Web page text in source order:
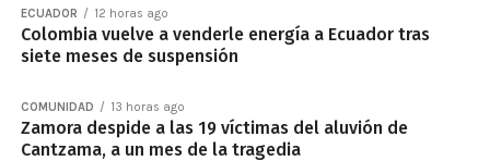
ECUADOR 12 horas ago
Colombia vuelve a venderle energía a Ecuador tras
siete meses de suspensión
COMUNIDAD 13 horas ago
Zamora despide a las 19 víctimas del aluvión de
Cantzama, a un mes de la tragedia